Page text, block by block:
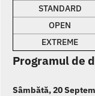
STANDARD
OPEN
EXTREME
Programul de
Sâmbătă, 20